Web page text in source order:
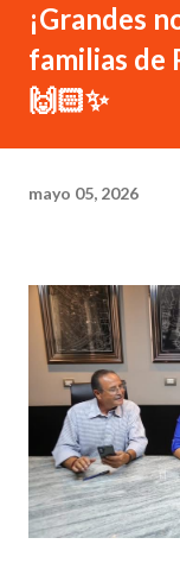
¡Grandes
familias de
🙌🏻✨️
mayo 05, 2026